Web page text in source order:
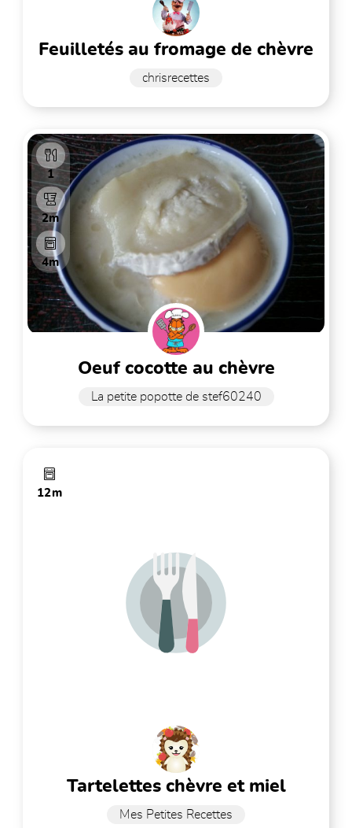
feuilletés au fromage de chèvre
chrisrecettes
1
2m
4m
oeuf cocotte au chèvre
La petite popotte de stef60240
12m
tartelettes chèvre et miel
Mes Petites Recettes